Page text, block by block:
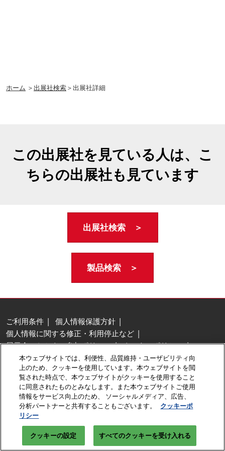
ホーム ＞出展社検索＞出展社詳細
この出展社を見ている人は、こ
ちらの出展社も見ています
出展社検索 ＞
製品検索 ＞
ご利用条件
個人情報保護方針
個人情報に関する修正・利用停止など
展示会・セミナー参加ポリシー
クッキーポリシー
クッキーの設定
Copyright © RX Japan GK
本ウェブサイトでは、利便性、品質維持・ユーザビリティ向
上のため、クッキーを使用しています。本ウェブサイトを閲
覧された時点で、本ウェブサイトがクッキーを使用すること
に同意されたものとみなします。また本ウェブサイトご使用
情報をサービス向上のため、 ソーシャルメディア、広告、
分析パートナーと共有することもございます。
クッキーポ
リシー
クッキーの設定 すべてのクッキーを受け入れる